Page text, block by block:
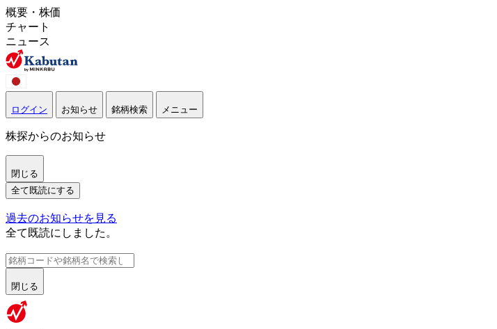
概要・株価
チャート
ニュース
ログイン お知らせ 銘柄検索 メニュー
株探からのお知らせ
閉じる
全て既読にする
過去のお知らせを見る
全て既読にしました。
閉じる